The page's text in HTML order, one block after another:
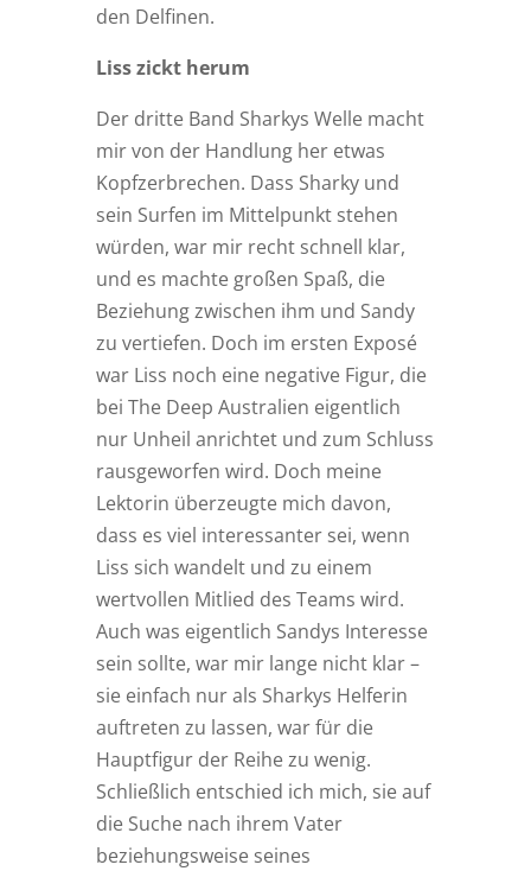
den Delfinen.
Liss zickt herum
Der dritte Band Sharkys Welle macht
mir von der Handlung her etwas
Kopfzerbrechen. Dass Sharky und
sein Surfen im Mittelpunkt stehen
würden, war mir recht schnell klar,
und es machte großen Spaß, die
Beziehung zwischen ihm und Sandy
zu vertiefen. Doch im ersten Exposé
war Liss noch eine negative Figur, die
bei The Deep Australien eigentlich
nur Unheil anrichtet und zum Schluss
rausgeworfen wird. Doch meine
Lektorin überzeugte mich davon,
dass es viel interessanter sei, wenn
Liss sich wandelt und zu einem
wertvollen Mitlied des Teams wird.
Auch was eigentlich Sandys Interesse
sein sollte, war mir lange nicht klar –
sie einfach nur als Sharkys Helferin
auftreten zu lassen, war für die
Hauptfigur der Reihe zu wenig.
Schließlich entschied ich mich, sie auf
die Suche nach ihrem Vater
beziehungsweise seines